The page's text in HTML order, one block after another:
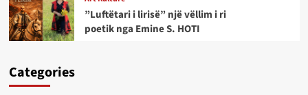
”Luftëtari i lirisë” një vëllim i ri
poetik nga Emine S. HOTI
Categories